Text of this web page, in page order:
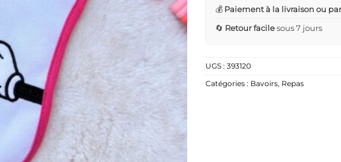
💰 Paiement à la livraison ou
🔄 Retour facilesous 7 jours
UGS : 393120
Catégories : Bavoirs, Repas